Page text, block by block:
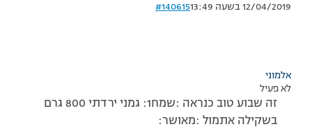
12/04/2019 בשעה 13:49 #140615
אלמוני
לא פעיל
זה שבוע טוב כנראה :שמח1: גמני ירדתי 800 גרם
בשקילה אתמול :מאושר: